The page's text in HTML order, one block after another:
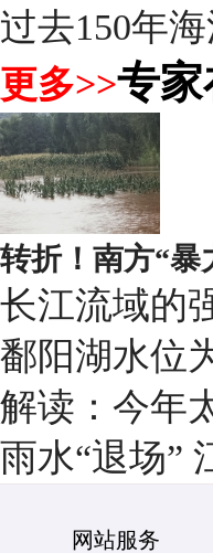
过去150年
更多>>专
转折！南方“暴
长江流域的
鄱阳湖水位
解读：今年
雨水“退场”
网站服务